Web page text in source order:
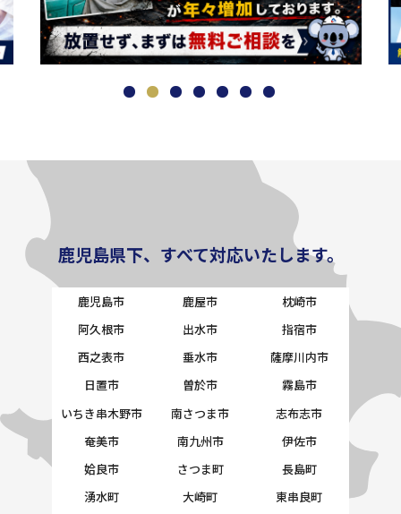
鹿児島県下、すべて対応いたします。
鹿児島市 鹿屋市
枕崎市
阿久根市
出水市
指宿市
西之表市
垂水市
薩摩川内市
日置市
曽於市
霧島市
いちき串木野市
南さつま市
志布志市
奄美市
南九州市
伊佐市
姶良市
さつま町
長島町
湧水町
大崎町
東串良町